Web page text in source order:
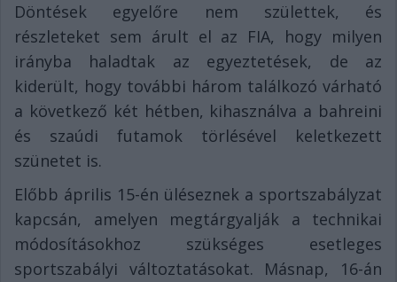
Döntések egyelőre nem születtek, és
részleteket sem árult el az FIA, hogy milyen
irányba haladtak az egyeztetések, de az
kiderült, hogy további három találkozó várható
a következő két hétben, kihasználva a bahreini
és szaúdi futamok törlésével keletkezett
szünetet is.
Előbb április 15-én üléseznek a sportszabályzat
kapcsán, amelyen megtárgyalják a technikai
módosításokhoz szükséges esetleges
sportszabályi változtatásokat. Másnap, 16-án